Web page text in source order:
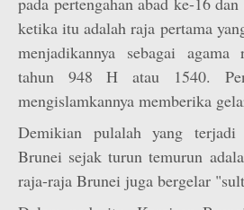
ketika itu adalah raja pertama
menjadikannya sebagai
tahun 948 H atau 1540.
mengislamkannya memberika
Demikian pulalah yang
Brunei sejak turun temurun
raja-raja Brunei juga bergelar